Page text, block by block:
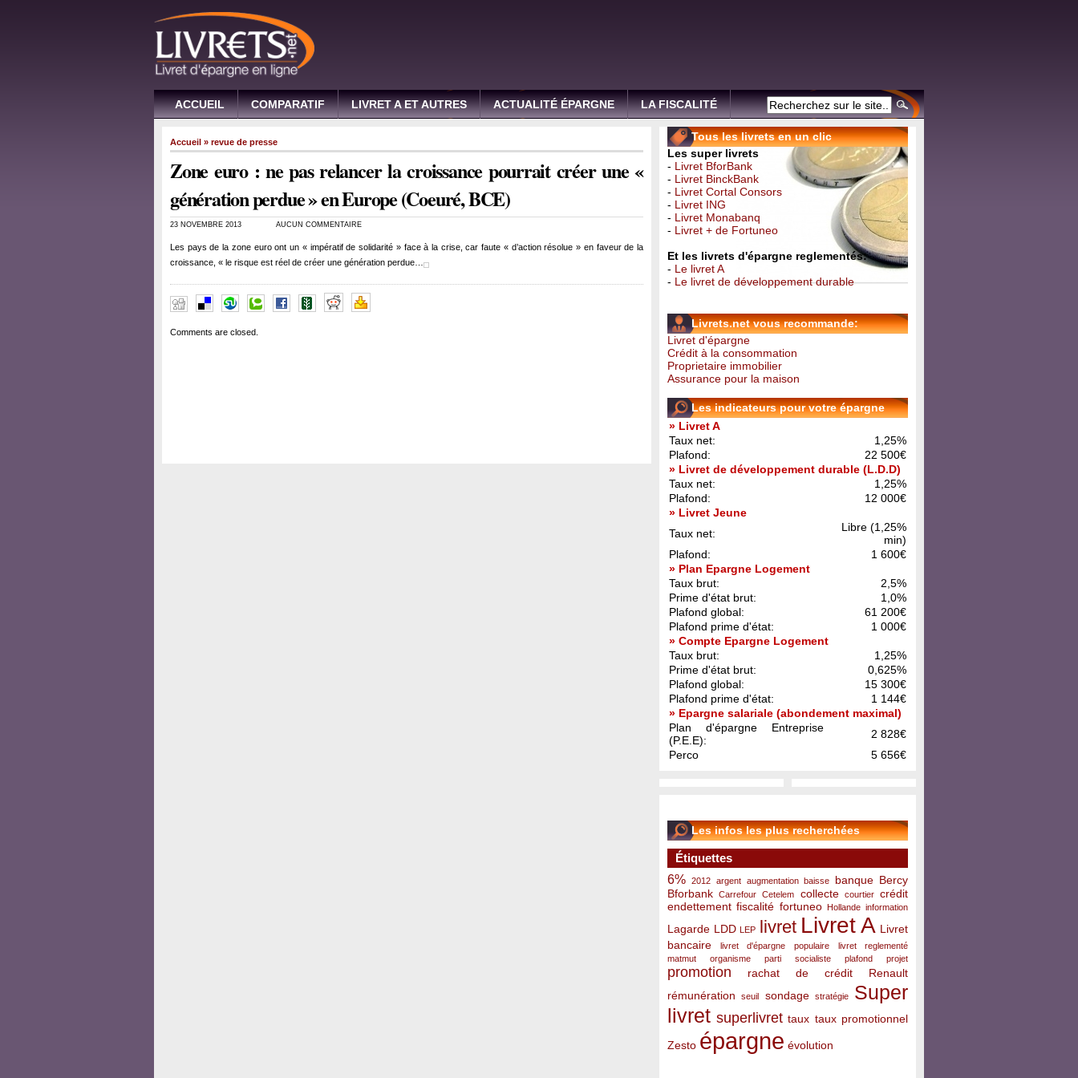
ACCUEIL COMPARATIF LIVRET A ET AUTRES ACTUALITÉ ÉPARGNE LA FISCALITÉ
Accueil » revue de presse
Zone euro : ne pas relancer la croissance pourrait créer une «
génération perdue » en Europe (Coeuré, BCE)
23 NOVEMBRE 2013 AUCUN COMMENTAIRE
Les pays de la zone euro ont un « impératif de solidarité » face à la crise, car faute « d’action résolue » en faveur de la
croissance, « le risque est réel de créer une génération perdue…
Comments are closed.
Tous les livrets en un clic
Les super livrets
- Livret BforBank
- Livret BinckBank
- Livret Cortal Consors
- Livret ING
- Livret Monabanq
- Livret + de Fortuneo
Et les livrets d'épargne reglementés:
- Le livret A
- Le livret de développement durable
Livrets.net vous recommande:
Livret d'épargne
Crédit à la consommation
Proprietaire immobilier
Assurance pour la maison
Les indicateurs pour votre épargne
» Livret A
Taux net:
1,25%
Plafond:
22 500€
» Livret de développement durable (L.D.D)
Taux net:
1,25%
Plafond:
12 000€
» Livret Jeune
Taux net:
Libre (1,25%
min)
Plafond:
1 600€
» Plan Epargne Logement
Taux brut:
2,5%
Prime d'état brut:
1,0%
Plafond global:
61 200€
Plafond prime d'état:
1 000€
» Compte Epargne Logement
Taux brut:
1,25%
Prime d'état brut:
0,625%
Plafond global:
15 300€
Plafond prime d'état:
1 144€
» Epargne salariale (abondement maximal)
Plan d'épargne Entreprise
(P.E.E):
2 828€
Perco
5 656€
Les infos les plus recherchées
Étiquettes
6% 2012 argent augmentation baisse banque Bercy
Bforbank
Carrefour Cetelem collecte courtier
crédit
endettement fiscalité fortuneo Hollande information
Lagarde LDD LEP livret Livret A Livret
bancaire
livret d'épargne populaire
livret reglementé
matmut
organisme parti socialiste plafond projet
promotion rachat de crédit
Renault
rémunération
seuil sondage stratégie
Super
livret superlivret taux taux promotionnel
Zesto épargne évolution